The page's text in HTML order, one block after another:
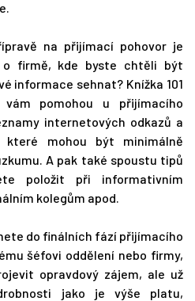
na přijímací pohovor je
o firmě, kde byste chtěli být
informace sehnat? Knížka 101
pomohou u přijímacího
internetových odkazů a
které mohou být minimálně
A pak také spoustu tipů
položit při informativním
kolegům apod.
do finálních fází přijímacího
šéfovi oddělení nebo firmy,
opravdový zájem, ale už
jako je výše platu,